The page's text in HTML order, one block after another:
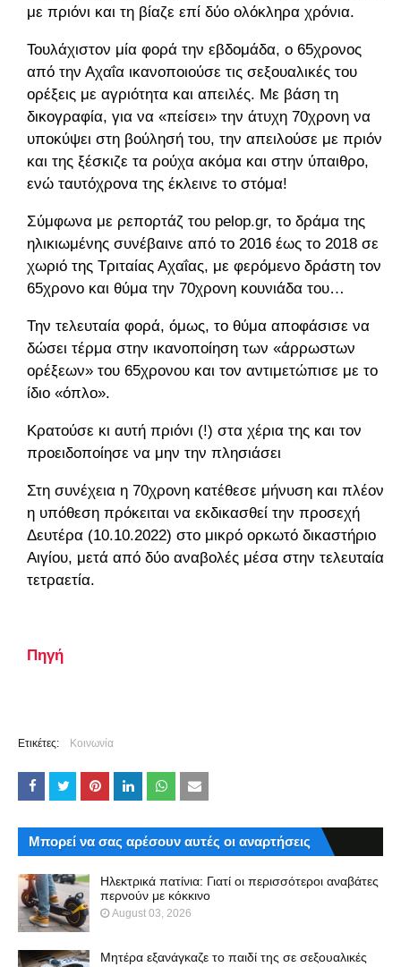
με πριόνι και τη βίαζε επί δύο ολόκληρα χρόνια.
Τουλάχιστον μία φορά την εβδομάδα, ο 65χρονος
από την Αχαΐα ικανοποιούσε τις σεξουαλικές του
ορέξεις με αγριότητα και απειλές. Με βάση τη
δικογραφία, για να «πείσει» την άτυχη 70χρονη να
υποκύψει στη βούλησή του, την απειλούσε με πριόνι
και της ξέσκιζε τα ρούχα ακόμα και στην ύπαιθρο,
ενώ ταυτόχρονα της έκλεινε το στόμα!
Σύμφωνα με ρεπορτάζ του pelop.gr, το δράμα της
ηλικιωμένης συνέβαινε από το 2016 έως το 2018 σε
χωριό της Τριταίας Αχαΐας, με φερόμενο δράστη τον
65χρονο και θύμα την 70χρονη κουνιάδα του…
Την τελευταία φορά, όμως, το θύμα αποφάσισε να
δώσει τέρμα στην ικανοποίηση των «άρρωστων
ορέξεων» του 65χρονου και τον αντιμετώπισε με το
ίδιο «όπλο».
Κρατούσε κι αυτή πριόνι (!) στα χέρια της και τον
προειδοποίησε να μην την πλησιάσει
Στη συνέχεια η 70χρονη κατέθεσε μήνυση και πλέον
η υπόθεση πρόκειται να εκδικασθεί την προσεχή
Δευτέρα (10.10.2022) στο μικρό ορκωτό δικαστήριο
Αιγίου, μετά από δύο αναβολές μέσα στην τελευταία
τετραετία.
Πηγή
Ετικέτες: Κοινωνία
Μπορεί να σας αρέσουν αυτές οι αναρτήσεις
Ηλεκτρικά πατίνια: Γιατί οι περισσότεροι αναβάτες
περνούν με κόκκινο
August 03, 2026
Μητέρα εξανάγκαζε το παιδί της σε σεξουαλικές